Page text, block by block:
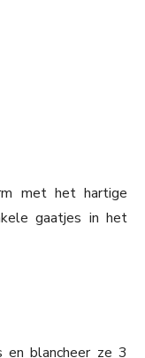
met het hartige
gaatjes in het
en blancheer ze 3